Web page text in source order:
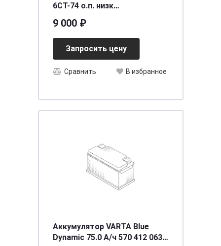
6CT-74 о.п. низк
9 000 ₽
Запросить цену
Сравнить В избранное
Аккумулятор VARTA Blue
Dynamic 75.0 А/ч 570 412 063